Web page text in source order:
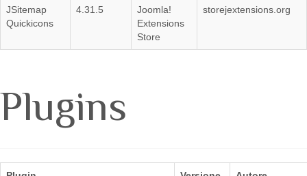
JSitemap
Quickicons
4.31.5
Joomla!
Extensions
Store
storejextensions.org
Plugins